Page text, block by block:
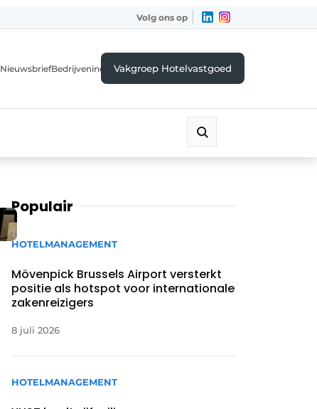
Volg ons op
NieuwsbriefBedrijvenindexVakgroep Hotelvastgoed
Populair
HOTELMANAGEMENT
Mövenpick Brussels Airport versterkt
positie als hotspot voor internationale
zakenreizigers
8 juli 2026
HOTELMANAGEMENT